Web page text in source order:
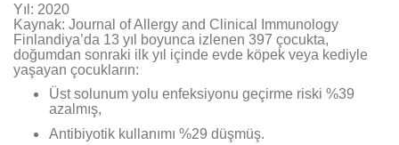
Yıl: 2020
Kaynak: Journal of Allergy and Clinical Immunology
Finlandiya’da 13 yıl boyunca izlenen 397 çocukta,
doğumdan sonraki ilk yıl içinde evde köpek veya kediyle
yaşayan çocukların:
Üst solunum yolu enfeksiyonu geçirme riski %39
azalmış,
Antibiyotik kullanımı %29 düşmüş.